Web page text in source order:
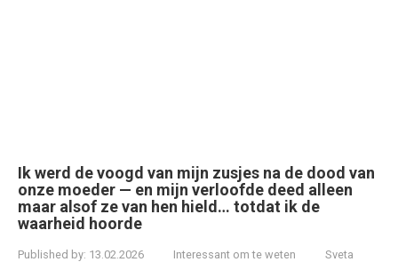
Ik werd de voogd van mijn zusjes na de dood van
onze moeder — en mijn verloofde deed alleen
maar alsof ze van hen hield… totdat ik de
waarheid hoorde
Published by: 13.02.2026 Interessant om te weten Sveta